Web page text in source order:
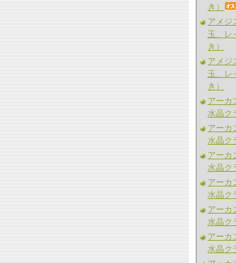
き）
アメジ
玉、レ
き）
アメジ
玉、レ
き）
アーカ
水晶ク
アーカ
水晶ク
アーカ
水晶ク
アーカ
水晶ク
アーカ
水晶ク
アーカ
水晶ク